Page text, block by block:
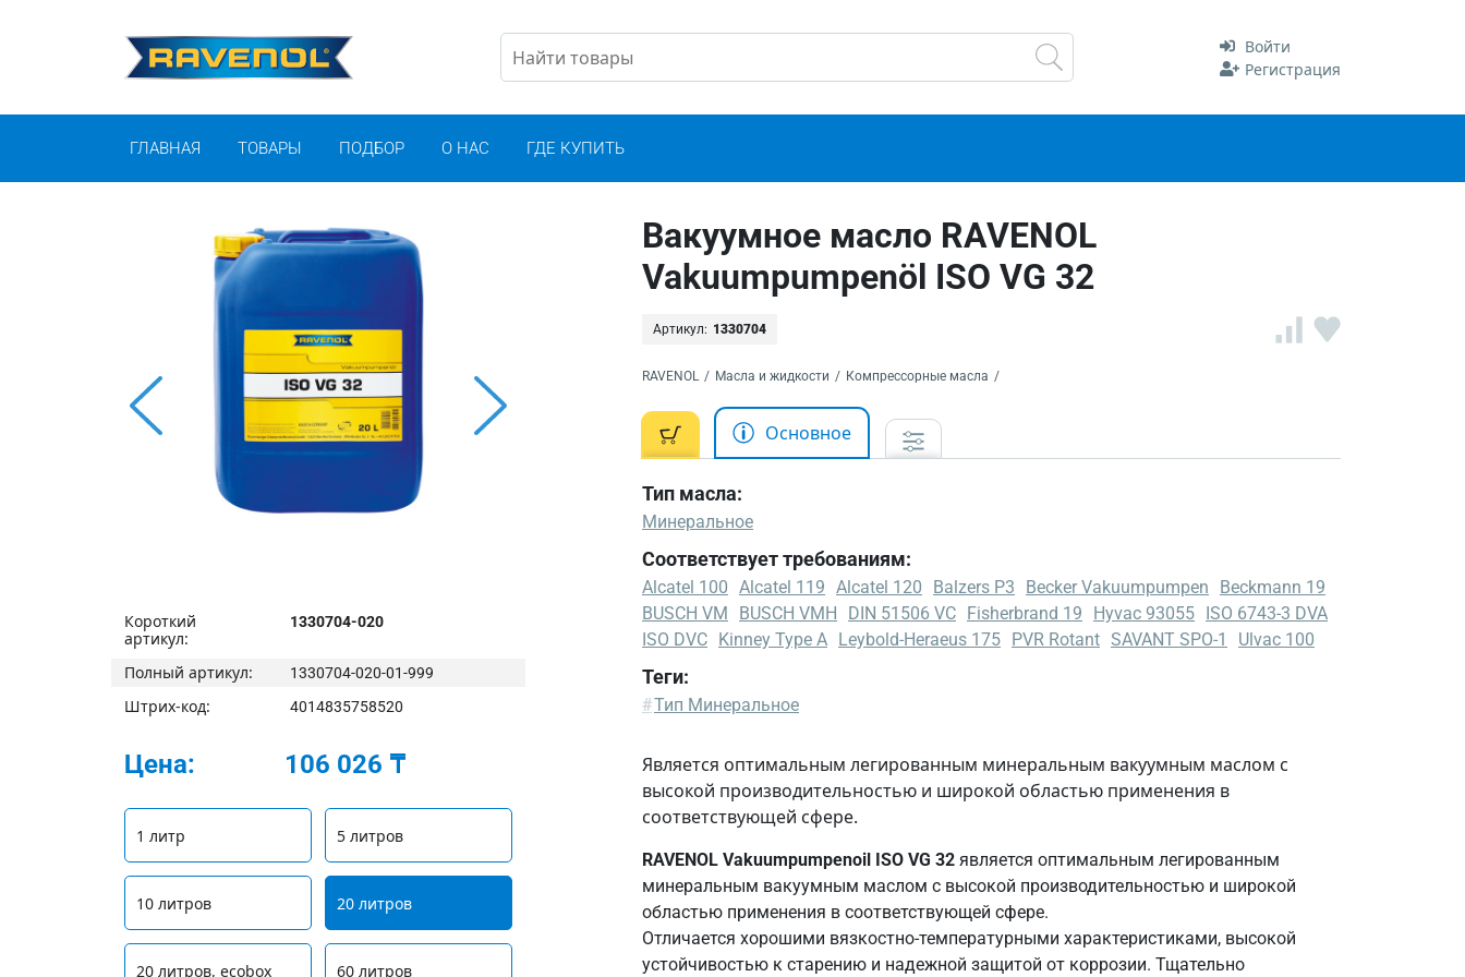
Войти
Регистрация
ГЛАВНАЯ ТОВАРЫ ПОДБОР О НАС ГДЕ КУПИТЬ
Короткий
артикул:
1330704-020
Полный артикул: 1330704-020-01-999
Штрих-код: 4014835758520
Цена: 106 026 ₸
1 литр 5 литров
10 литров 20 литров
20 литров, ecobox 60 литров
Вакуумное масло RAVENOL
Vakuumpumpenöl ISO VG 32
Артикул: 1330704
RAVENOL / Масла и жидкости / Компрессорные масла /
Основное
Тип масла:
Минеральное
Соответствует требованиям:
Alcatel 100 Alcatel 119 Alcatel 120 Balzers P3 Becker Vakuumpumpen
Beckmann 19
BUSCH VM
BUSCH VMH DIN 51506 VC Fisherbrand 19 Hyvac 93055 ISO 6743-3 DVA
ISO DVC Kinney Type A Leybold-Heraeus 175 PVR Rotant SAVANT SPO-1 Ulvac 100
Alcatel
Alcatel
119
Alcatel
Balzers
P3
Becker
Vakuumpumpen
Beckmann
Теги:
#Тип Минеральное
Является оптимальным легированным минеральным вакуумным маслом с
высокой производительностью и широкой областью применения в
соответствующей сфере.
RAVENOL Vakuumpumpenoil ISO VG 32 является оптимальным легированным
минеральным вакуумным маслом с высокой производительностью и широкой
областью применения в соответствующей сфере.
Отличается хорошими вязкостно-температурными характеристиками, высокой
устойчивостью к старению и надежной защитой от коррозии. Тщательно